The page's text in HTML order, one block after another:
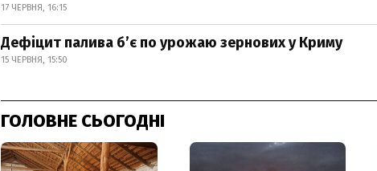
17 ЧЕРВНЯ, 16:15
Дефіцит палива б’є по урожаю зернових у Криму
15 ЧЕРВНЯ, 15:50
ГОЛОВНЕ СЬОГОДНІ